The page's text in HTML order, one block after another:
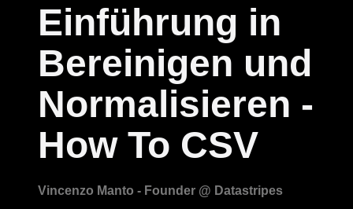
Einführung in
Bereinigen und
Normalisieren -
How To CSV